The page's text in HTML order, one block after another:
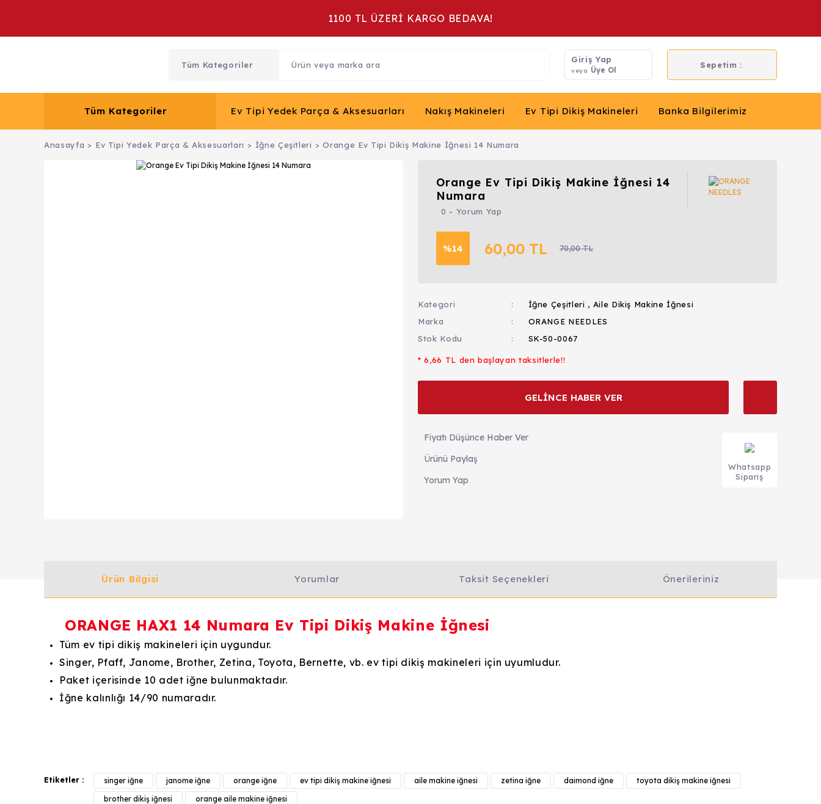
1100 TL ÜZERİ KARGO BEDAVA!
Giriş Yap
veya Üye Ol
Sepetim :
Tüm Kategoriler Ev Tipi Yedek Parça & Aksesuarları Nakış Makineleri Ev Tipi Dikiş Makineleri Banka Bilgilerimiz
Anasayfa Ev Tipi Yedek Parça & Aksesuarları İğne Çeşitleri Orange Ev Tipi Dikiş Makine İğnesi 14 Numara
Orange Ev Tipi Dikiş Makine İğnesi 14
Numara
0 - Yorum Yap
%14 60,00 TL 70,00 TL
Kategori İğne Çeşitleri , Aile Dikiş Makine İğnesi
Marka
ORANGE NEEDLES
Stok Kodu
SK-50-0067
* 6,66 TL den başlayan taksitlerle!!
GELİNCE HABER VER
Fiyatı Düşünce Haber Ver
Ürünü Paylaş
Yorum Yap
Whatsapp
Sipariş
Ürün Bilgisi Yorumlar Taksit Seçenekleri Önerileriniz
ORANGE HAX1 14 Numara Ev Tipi Dikiş Makine İğnesi
Tüm ev tipi dikiş makineleri için uygundur.
Singer, Pfaff, Janome, Brother, Zetina, Toyota, Bernette, vb. ev tipi dikiş makineleri için uyumludur.
Paket içerisinde 10 adet iğne bulunmaktadır.
İğne kalınlığı 14/90 numaradır.
Yorum Yaz
Ürün resmi kalitesiz, bozuk veya görüntülenemiyor.
Etiketler : singer iğne janome iğne orange iğne ev tipi dikiş makine iğnesi aile makine iğnesi zetina iğne daimond iğne
toyota dikiş makine iğnesi
brother dikiş iğnesi
orange aile makine iğnesi